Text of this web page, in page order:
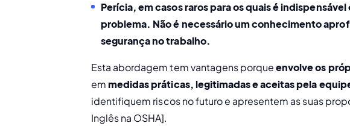
Perícia, em casos raros para os quais é
problema. Não é necessário um conhecimento
segurança no trabalho.
Esta abordagem tem vantagens porque envolve os
em medidas práticas, legitimadas e aceitas pela
identifiquem riscos no futuro e apresentem as suas
Inglês na OSHA].